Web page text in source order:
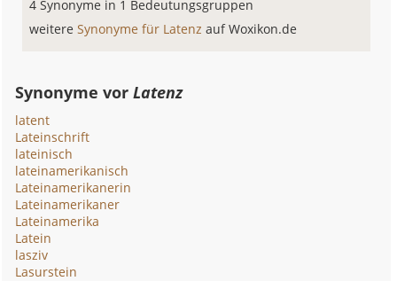
4 Synonyme in 1 Bedeutungsgruppen
weitereSynonyme für Latenzauf Woxikon.de
Synonyme vorLatenz
latent
Lateinschrift
lateinisch
lateinamerikanisch
Lateinamerikanerin
Lateinamerikaner
Lateinamerika
Latein
lasziv
Lasurstein